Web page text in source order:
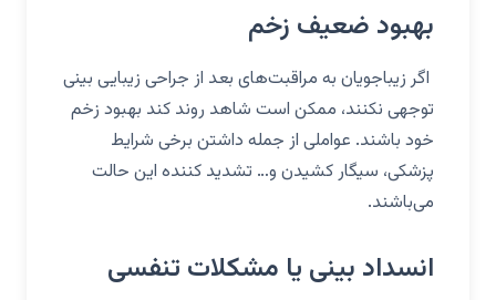
بهبود ضعیف زخم
اگر زیباجویان به مراقبت‌های بعد از جراحی زیبایی بینی
توجهی نکنند، ممکن است شاهد روند کند بهبود زخم
خود باشند. عواملی از جمله داشتن برخی شرایط
پزشکی، سیگار کشیدن و… تشدید کننده این حالت
می‌باشند.
انسداد بینی یا مشکلات تنفسی